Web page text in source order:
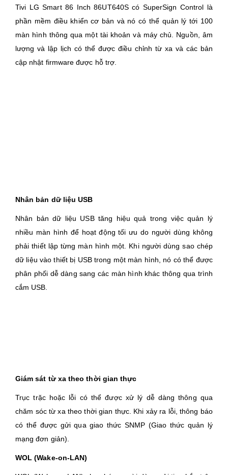
Tivi LG Smart 86 Inch 86UT640S có SuperSign Control là
phần mềm điều khiển cơ bản và nó có thể quản lý tới 100
màn hình thông qua một tài khoản và máy chủ. Nguồn, âm
lượng và lập lịch có thể được điều chỉnh từ xa và các bản
cập nhật firmware được hỗ trợ.
Nhân bản dữ liệu USB
Nhân bản dữ liệu USB tăng hiệu quả trong việc quản lý
nhiều màn hình để hoạt động tối ưu do người dùng không
phải thiết lập từng màn hình một. Khi người dùng sao chép
dữ liệu vào thiết bị USB trong một màn hình, nó có thể được
phân phối dễ dàng sang các màn hình khác thông qua trình
cắm USB.
Giám sát từ xa theo thời gian thực
Trục trặc hoặc lỗi có thể được xử lý dễ dàng thông qua
chăm sóc từ xa theo thời gian thực. Khi xảy ra lỗi, thông báo
có thể được gửi qua giao thức SNMP (Giao thức quản lý
mạng đơn giản).
WOL (Wake-on-LAN)